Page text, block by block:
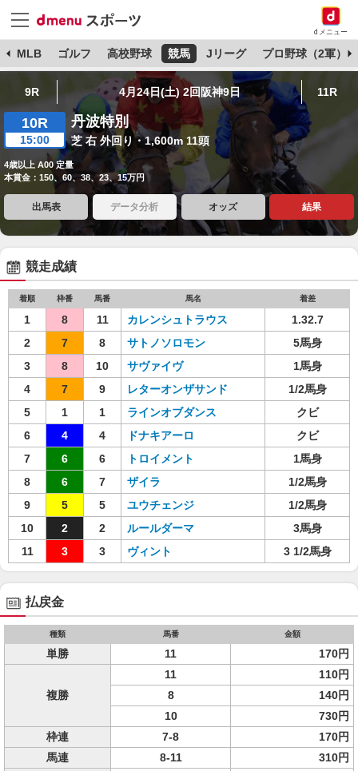
dメニュー
MLB ゴルフ 高校野球 競馬 Jリーグ プロ野球（2軍）
9R 4月24日(土) 2回阪神9日 11R
10R
15:00
丹波特別
芝 右 外回り・1,600m 11頭
4歳以上 A00 定量
本賞金：150、60、38、23、15万円
出馬表 データ分析 オッズ 結果
競走成績
着順 枠番 馬番 馬名 着差
1 8 11 カレンシュトラウス
1.32.7
2
7 8 サトノソロモン
5馬身
3
8 10 サヴァイヴ
1馬身
4
7 9 レターオンザサンド
1/2馬身
5
1 1 ラインオブダンス
クビ
6
4 4 ドナキアーロ
クビ
7
6 6 トロイメント
1馬身
8
6 7 ザイラ
1/2馬身
9
5 5 ユウチェンジ
1/2馬身
10
2 2 ルールダーマ
3馬身
11
3 3 ヴィント 3 1/2馬身
払戻金
種類 馬番 金額
単勝 11 170円
複勝
11
110円
8
140円
10
730円
枠連
7-8
170円
馬連
8-11 310円